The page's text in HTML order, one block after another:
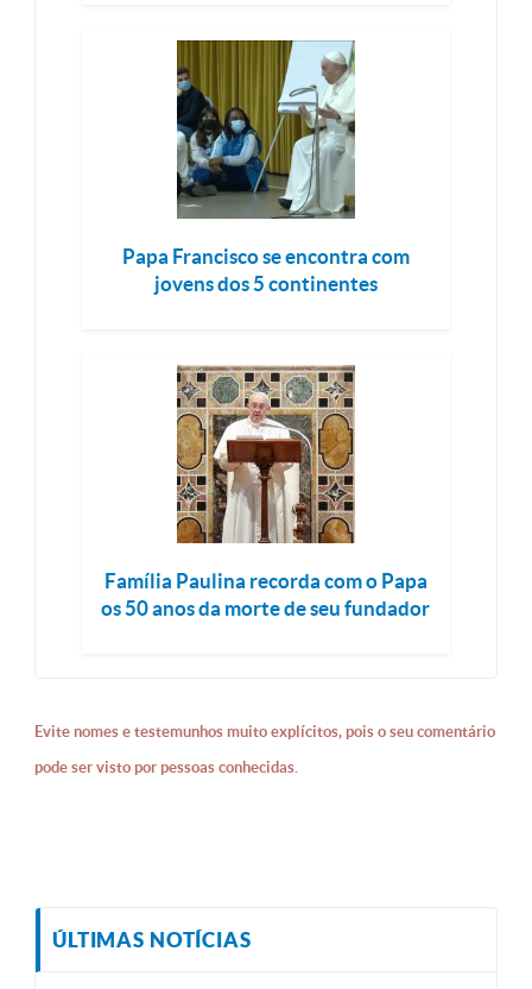
Papa Francisco se encontra com
jovens dos 5 continentes
Família Paulina recorda com o Papa
os 50 anos da morte de seu fundador
Evite nomes e testemunhos muito explícitos, pois o seu comentário
pode ser visto por pessoas conhecidas.
ÚLTIMAS NOTÍCIAS